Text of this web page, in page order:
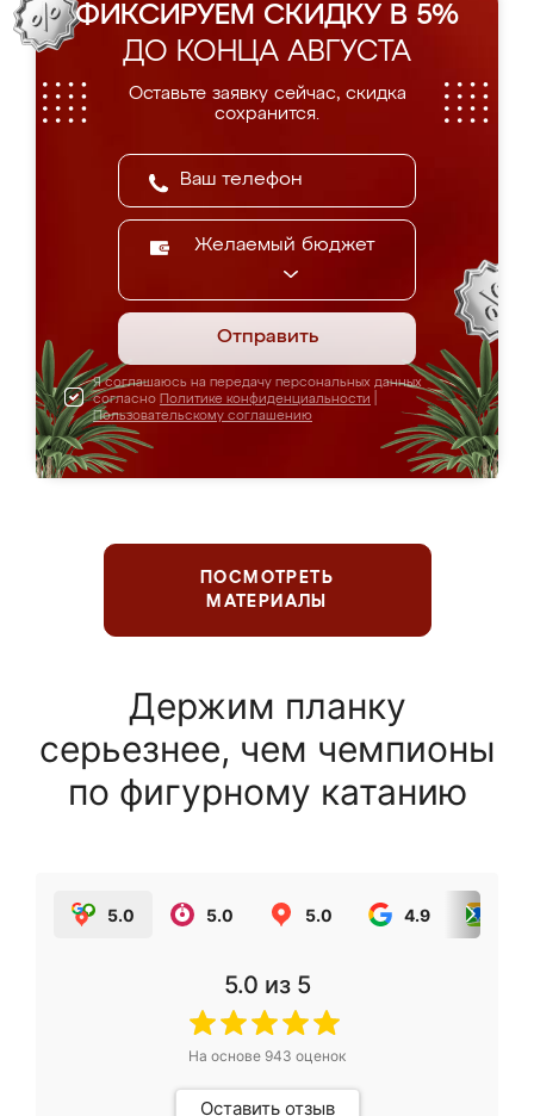
ФИКСИРУЕМ СКИДКУ В 5%
ДО КОНЦА АВГУСТА
Оставьте заявку сейчас, скидка
сохранится.
Желаемый бюджет
Отправить
Я соглашаюсь на передачу персональных данных
согласно Политике конфиденциальности
Пользовательскому соглашению
ПОСМОТРЕТЬ
МАТЕРИАЛЫ
Держим планку
серьезнее, чем чемпионы
по фигурному катанию
5.0 5.0 5.0 4.9
5.0 из 5
На основе 943 оценок
Оставить отзыв